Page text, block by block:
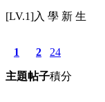
[LV.1]入 學 新 生
1
主題
2
帖子
24
積分